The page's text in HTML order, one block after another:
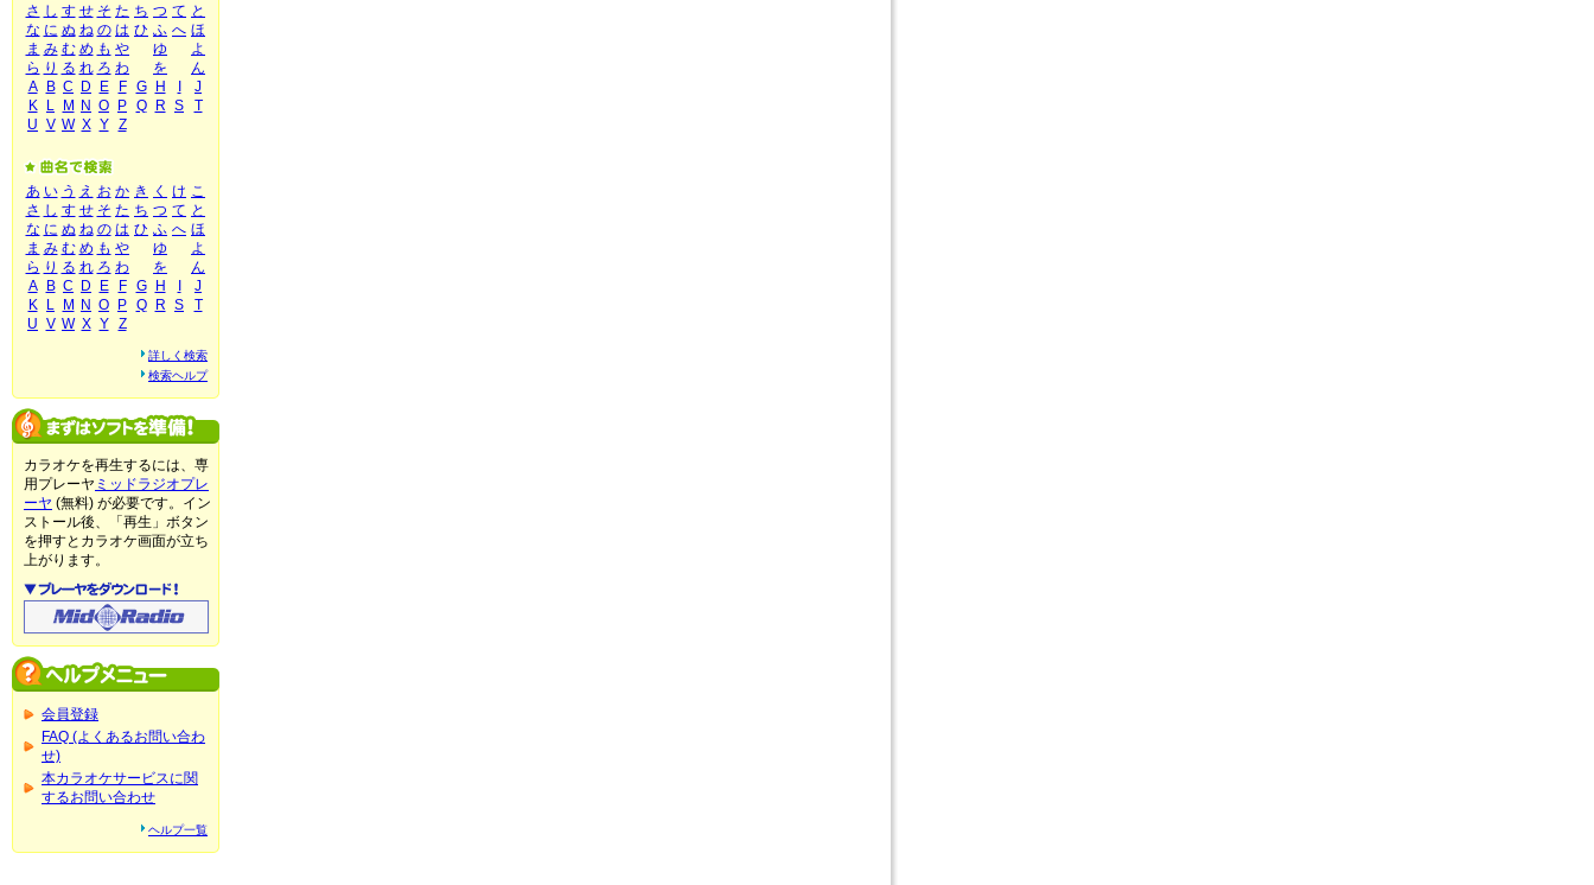
さ し す せ そ た ち つ て と
な に ぬ ね の は ひ ふ へ ほ
ま み む め も や ゆ
よ
ら り る れ ろ わ を
ん
A
B C D E F G H
J
K
L M N O P Q R S
T
U V W X Y Z
あ い う え お か き く け こ
さ し す せ そ た ち つ て と
な に ぬ ね の は ひ ふ へ ほ
ま み む め も や ゆ
よ
ら り る れ ろ わ を
ん
A
B C D E F G H
J
K
L M N O P Q R S
T
U V W X Y Z
詳しく検索
検索ヘルプ
カラオケを再生するには、専
用プレーヤ ミッドラジオプレ
ーヤ (無料) が必要です。イン
ストール後、「再生」ボタン
を押すとカラオケ画面が立ち
上がります。
会員登録
FAQ (よくあるお問い合わ
せ)
本カラオケサービスに関
するお問い合わせ
ヘルプ一覧